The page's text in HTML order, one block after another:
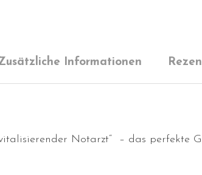
Informationen
Notarzt“ – das perfekte